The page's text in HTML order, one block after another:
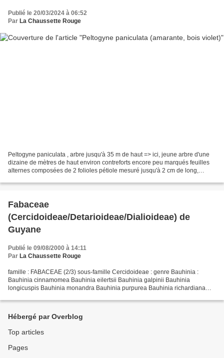
Publié le 20/03/2024 à 06:52
Par La Chaussette Rouge
Peltogyne paniculata , arbre jusqu'à 35 m de haut => ici, jeune arbre d'une
dizaine de mètres de haut environ contreforts encore peu marqués feuilles
alternes composées de 2 folioles pétiole mesuré jusqu'à 2 cm de long,
Fabaceae
(Cercidoideae/Detarioideae/Dialioideae) de
Guyane
Publié le 09/08/2000 à 14:11
Par La Chaussette Rouge
famille : FABACEAE (2/3) sous-famille Cercidoideae : genre Bauhinia :
Bauhinia cinnamomea Bauhinia eilertsii Bauhinia galpinii Bauhinia
longicuspis Bauhinia monandra Bauhinia purpurea Bauhinia richardiana
Hébergé par Overblog
Top articles
Pages